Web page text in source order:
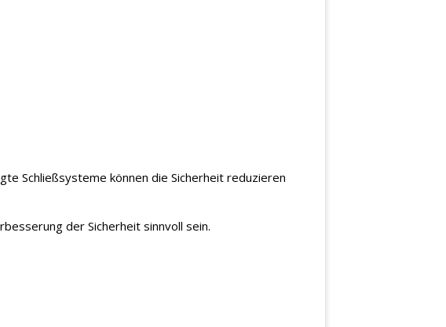
Schließsysteme können die Sicherheit reduzieren
der Sicherheit sinnvoll sein.